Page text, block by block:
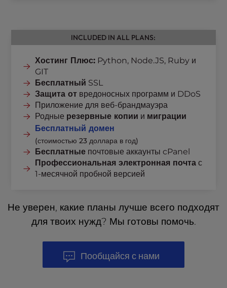
INCLUDED IN ALL PLANS:
Хостинг Плюс: Python, Node.JS, Ruby и
GIT
Бесплатный SSL
Защита от вредоносных программ и DDoS
Приложение для веб-брандмауэра
Родные резервные копии и миграции
Бесплатный домен
(стоимостью 23 доллара в год)
Бесплатные почтовые аккаунты cPanel
Профессиональная электронная почта с
1-месячной пробной версией
Не уверен, какие планы лучше всего подходят
для твоих нужд? Мы готовы помочь.
Пообщайся с нами